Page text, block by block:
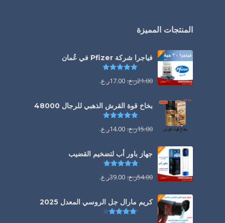
المنتجات المميزة
فياجرا شركة Pfizer في عُمان
21.00ر.ع. 17.00ر.ع.
بخاخ قوة القرش الذهبي للرجال 48000
تم التقييم
15.00ر.ع. 14.00ر.ع.
جهاز باور أب لتضخيم القضيب
تم التقييم
54.00ر.ع. 39.00ر.ع.
كريم مارال جل الروسي المعدل 2025
تم التقييم